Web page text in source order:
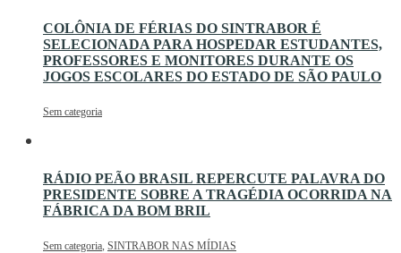
COLÔNIA DE FÉRIAS DO SINTRABOR É
SELECIONADA PARA HOSPEDAR ESTUDANTES,
PROFESSORES E MONITORES DURANTE OS
JOGOS ESCOLARES DO ESTADO DE SÃO PAULO
Sem categoria
RÁDIO PEÃO BRASIL REPERCUTE PALAVRA DO
PRESIDENTE SOBRE A TRAGÉDIA OCORRIDA NA
FÁBRICA DA BOM BRIL
Sem categoria, SINTRABOR NAS MÍDIAS